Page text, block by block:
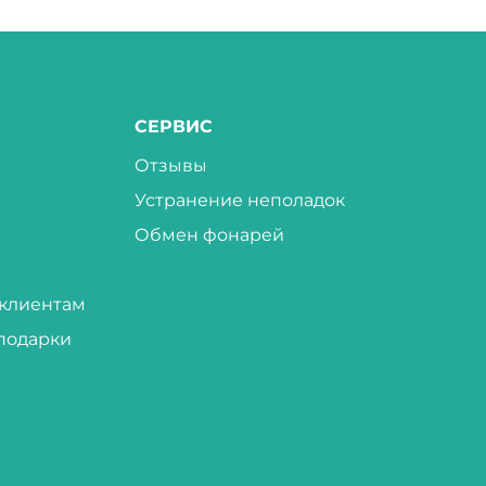
СЕРВИС
Отзывы
Устранение неполадок
Обмен фонарей